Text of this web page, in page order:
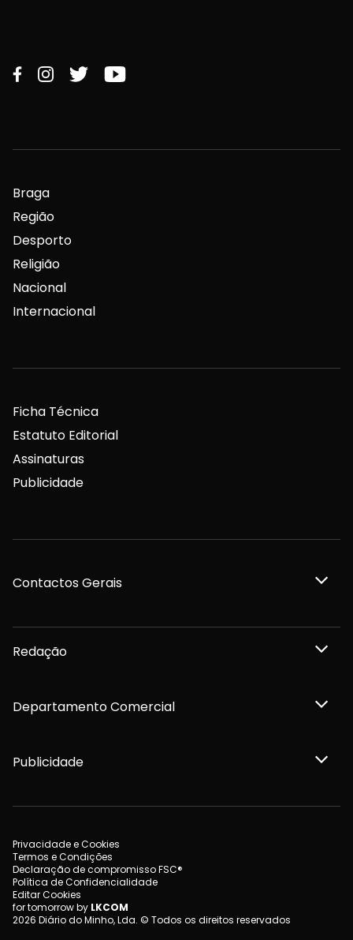
Braga
Região
Desporto
Religião
Nacional
Internacional
Ficha Técnica
Estatuto Editorial
Assinaturas
Publicidade
Contactos Gerais
Redação
Departamento Comercial
Publicidade
Privacidade e Cookies
Termos e Condições
Declaração de compromisso FSC®
Política de Confidencialidade
Editar Cookies
for tomorrow by LKCOM
2026 Diário do Minho, Lda. © Todos os direitos reservados